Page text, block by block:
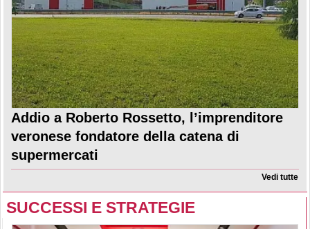
Addio a Roberto Rossetto, l’imprenditore
veronese fondatore della catena di
supermercati
Vedi tutte
SUCCESSI E STRATEGIE